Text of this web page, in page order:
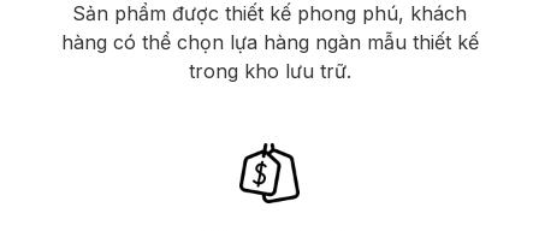
Sản phẩm được thiết kế phong phú, khách
hàng có thể chọn lựa hàng ngàn mẫu thiết kế
trong kho lưu trữ.